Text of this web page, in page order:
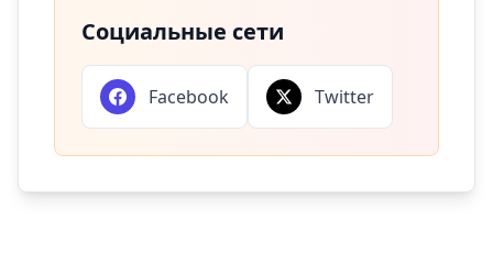
Социальные сети
Facebook Twitter